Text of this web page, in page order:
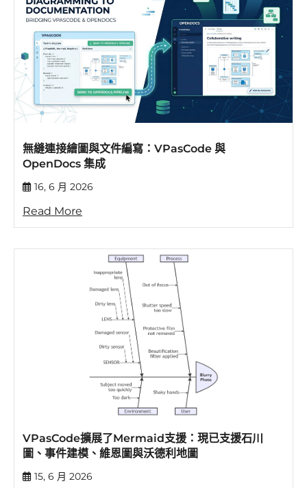
無縫連接繪圖與文件編寫：VPasCode 與
OpenDocs 集成
16, 6 月 2026
Read More
VPasCode擴展了Mermaid支援：現已支援石川
圖、事件建模、維恩圖與沃德利地圖
15, 6 月 2026